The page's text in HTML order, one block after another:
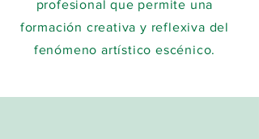
profesional que permite una
formación creativa y reflexiva del
fenómeno artístico escénico.